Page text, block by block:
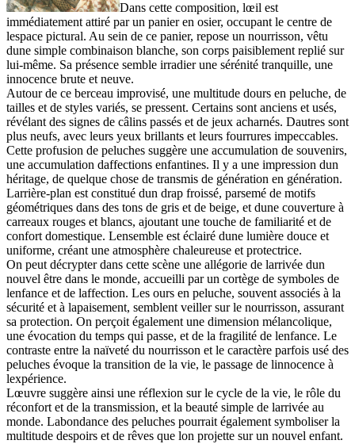
Dans cette composition, lœil est
immédiatement attiré par un panier en osier, occupant le centre de
lespace pictural. Au sein de ce panier, repose un nourrisson, vêtu
dune simple combinaison blanche, son corps paisiblement replié sur
lui-même. Sa présence semble irradier une sérénité tranquille, une
innocence brute et neuve.
Autour de ce berceau improvisé, une multitude dours en peluche, de
tailles et de styles variés, se pressent. Certains sont anciens et usés,
révélant des signes de câlins passés et de jeux acharnés. Dautres sont
plus neufs, avec leurs yeux brillants et leurs fourrures impeccables.
Cette profusion de peluches suggère une accumulation de souvenirs,
une accumulation daffections enfantines. Il y a une impression dun
héritage, de quelque chose de transmis de génération en génération.
Larrière-plan est constitué dun drap froissé, parsemé de motifs
géométriques dans des tons de gris et de beige, et dune couverture à
carreaux rouges et blancs, ajoutant une touche de familiarité et de
confort domestique. Lensemble est éclairé dune lumière douce et
uniforme, créant une atmosphère chaleureuse et protectrice.
On peut décrypter dans cette scène une allégorie de larrivée dun
nouvel être dans le monde, accueilli par un cortège de symboles de
lenfance et de laffection. Les ours en peluche, souvent associés à la
sécurité et à lapaisement, semblent veiller sur le nourrisson, assurant
sa protection. On perçoit également une dimension mélancolique,
une évocation du temps qui passe, et de la fragilité de lenfance. Le
contraste entre la naïveté du nourrisson et le caractère parfois usé des
peluches évoque la transition de la vie, le passage de linnocence à
lexpérience.
Lœuvre suggère ainsi une réflexion sur le cycle de la vie, le rôle du
réconfort et de la transmission, et la beauté simple de larrivée au
monde. Labondance des peluches pourrait également symboliser la
multitude despoirs et de rêves que lon projette sur un nouvel enfant.